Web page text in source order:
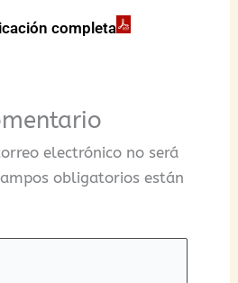
completa
electrónico no será
obligatorios están